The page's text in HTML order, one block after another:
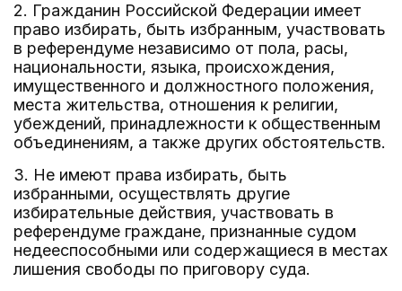
2. Гражданин Российской Федерации имеет
право избирать, быть избранным, участвовать
в референдуме независимо от пола, расы,
национальности, языка, происхождения,
имущественного и должностного положения,
места жительства, отношения к религии,
убеждений, принадлежности к общественным
объединениям, а также других обстоятельств.
3. Не имеют права избирать, быть
избранными, осуществлять другие
избирательные действия, участвовать в
референдуме граждане, признанные судом
недееспособными или содержащиеся в местах
лишения свободы по приговору суда.